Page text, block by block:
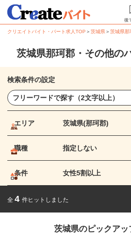
後
クリエイトバイト・パート求人TOP ＞茨城県＞茨城県那
茨城県那珂郡・その他の
検索条件の設定
エリア 茨城県(那珂郡)
職種 指定しない
条件 女性5割以上
全 4 件ヒットしました
茨城県のピックアッ